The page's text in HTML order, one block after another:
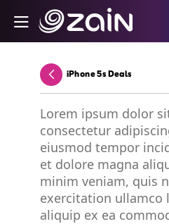
Skip to Main Content
Back
iPhone 5s Deals
Lorem ipsum dolor
consectetur
eiusmod tempor
et dolore magna
minim veniam, quis
exercitation ullamco
aliquip ex ea